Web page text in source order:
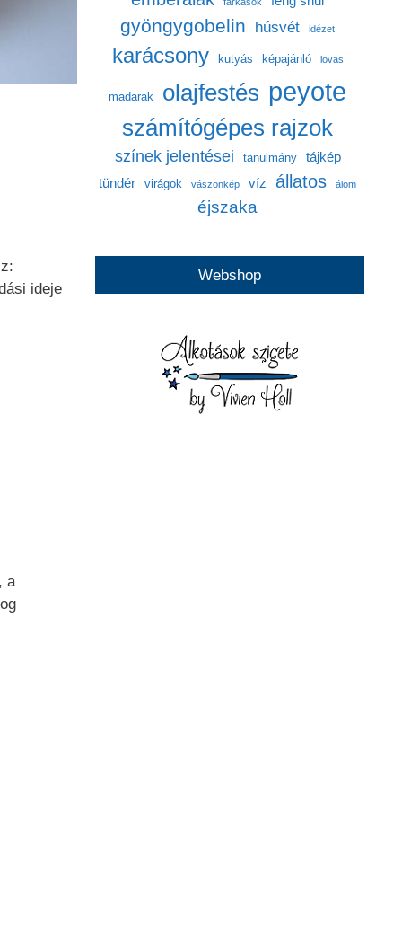
ideje
a
gyöngygobelin húsvét idézet
karácsony kutyás képajánló lovas
madarak olajfestés peyote
számítógépes rajzok
színek jelentései tanulmány
tájkép
tündér
virágok vászonkép víz állatos álom
éjszaka
Webshop